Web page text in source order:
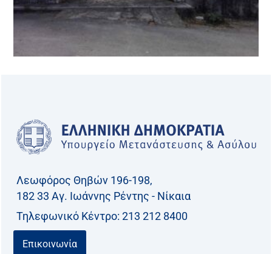
Λεωφόρος Θηβών 196-198,
182 33 Aγ. Ιωάννης Ρέντης - Νίκαια
Τηλεφωνικό Kέντρο: 213 212 8400
Επικοινωνία